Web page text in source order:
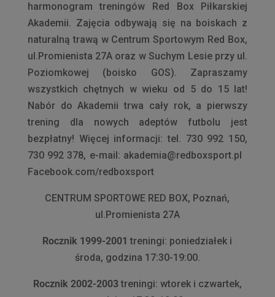
harmonogram treningów Red Box Piłkarskiej
Akademii. Zajęcia odbywają się na boiskach z
naturalną trawą w Centrum Sportowym Red Box,
ul.Promienista 27A oraz w Suchym Lesie przy ul.
Poziomkowej (boisko GOS). Zapraszamy
wszystkich chętnych w wieku od 5 do 15 lat!
Nabór do Akademii trwa cały rok, a pierwszy
trening dla nowych adeptów futbolu jest
bezpłatny! Więcej informacji: tel. 730 992 150,
730 992 378, e-mail: akademia@redboxsport.pl
Facebook.com/redboxsport
CENTRUM SPORTOWE RED BOX, Poznań,
ul.Promienista 27A
Rocznik 1999-2001 treningi: poniedziałek i
środa, godzina 17:30-19:00.
Rocznik 2002-2003treningi: wtorek i czwartek,